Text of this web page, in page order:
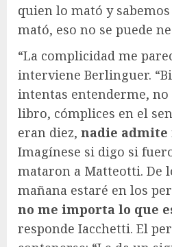
quien lo mató y
mató, eso no se puede
“La complicidad me
interviene Berlinguer.
intentas entenderme,
libro, cómplices en el
eran diez, nadie
Imagínese si digo si
mataron a Matteotti. De
mañana estaré en los
no me importa lo que
responde Iacchetti. El